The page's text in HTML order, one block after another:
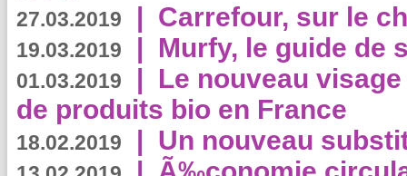
27.03.2019 | Carrefour, sur le
19.03.2019 | Murfy, le guide de
01.03.2019 | Le nouveau
de produits bio en France
18.02.2019 | Un nouveau